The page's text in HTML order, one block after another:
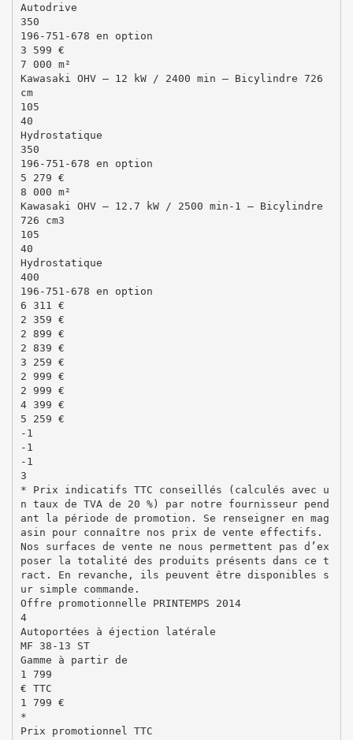
Autodrive
350
196-751-678 en option
3 599 €
7 000 m²
Kawasaki OHV – 12 kW / 2400 min – Bicylindre 726
cm
105
40
Hydrostatique
350
196-751-678 en option
5 279 €
8 000 m²
Kawasaki OHV – 12.7 kW / 2500 min-1 – Bicylindre
726 cm3
105
40
Hydrostatique
400
196-751-678 en option
6 311 €
2 359 €
2 899 €
2 839 €
3 259 €
2 999 €
2 999 €
4 399 €
5 259 €
-1
-1
-1
3
* Prix indicatifs TTC conseillés (calculés avec u
n taux de TVA de 20 %) par notre fournisseur pend
ant la période de promotion. Se renseigner en mag
asin pour connaître nos prix de vente effectifs.
Nos surfaces de vente ne nous permettent pas d’ex
poser la totalité des produits présents dans ce t
ract. En revanche, ils peuvent être disponibles s
ur simple commande.
Offre promotionnelle PRINTEMPS 2014
4
Autoportées à éjection latérale
MF 38-13 ST
Gamme à partir de
1 799
€ TTC
1 799 €
*
Prix promotionnel TTC